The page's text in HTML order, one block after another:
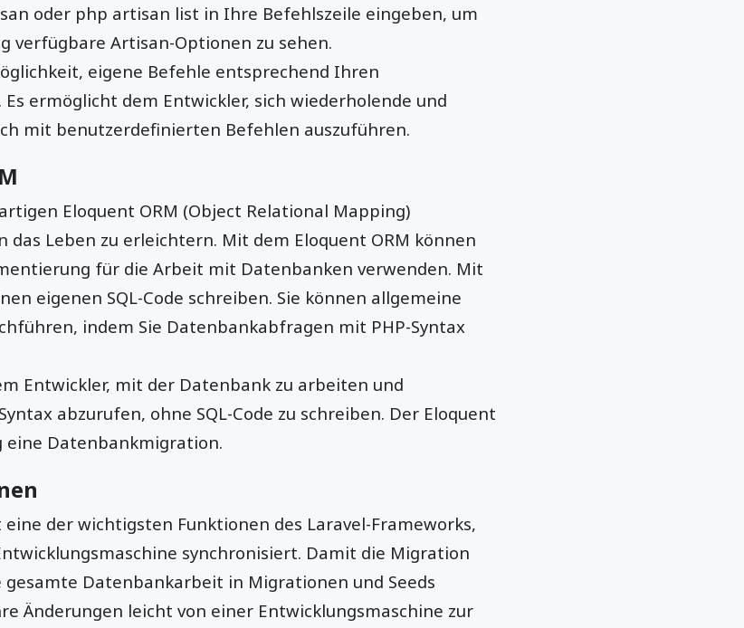
oder php artisan list in Ihre Befehlszeile eingeben, um
verfügbare Artisan-Optionen zu sehen.
eigene Befehle entsprechend Ihren
ermöglicht dem Entwickler, sich wiederholende und
mit benutzerdefinierten Befehlen auszuführen.
Eloquent ORM (Object Relational Mapping)
Leben zu erleichtern. Mit dem Eloquent ORM können
für die Arbeit mit Datenbanken verwenden. Mit
eigenen SQL-Code schreiben. Sie können allgemeine
indem Sie Datenbankabfragen mit PHP-Syntax
Entwickler, mit der Datenbank zu arbeiten und
abzurufen, ohne SQL-Code zu schreiben. Der Eloquent
eine Datenbankmigration.
der wichtigsten Funktionen des Laravel-Frameworks,
synchronisiert. Damit die Migration
Datenbankarbeit in Migrationen und Seeds
Änderungen leicht von einer Entwicklungsmaschine zur